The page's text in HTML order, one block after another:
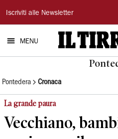
Il
Tirreno
Iscriviti alle Newsletter
MENU
Pontedera Cronaca
La grande paura
Vecchiano,